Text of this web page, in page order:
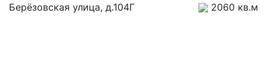
Берёзовская улица, д.104Г
2060 кв.м